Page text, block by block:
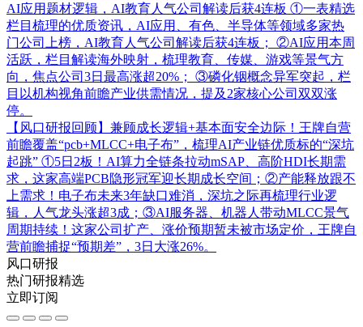
AI应用题材逻辑，AI教育人气公司解读后获4连板 ①一表精选
栏目梳理的优质资讯，AI应用、有色、半导体等领域多家热
门公司上榜，AI教育人气公司解读后获4连板； ②AI应用本周
活跃，栏目解读海外映射，梳理教育、传媒、游戏等景气方
向，焦点公司3日最高涨超20%； ③磷化铟概念异军突起，栏
目以机构视角前瞻产业供需情况，提及2家核心公司双双涨
停。
【风口研报回顾】兼顾成长逻辑+基本面安全边际！王牌自营
前瞻覆盖“pcb+MLCC+电子布”，梳理AI产业链优质标的“深坑
起跳” ①5日2板！AI算力全链条拉动mSAP、高阶HDI长期需
求，这家高端PCB隐形冠军迎长期成长空间；②产能释放跟不
上需求！电子布未来3年缺口难消，深坑之际再梳理行业逻
辑，人气龙头涨超3成；③AI服务器、机器人带动MLCC景气
周期持续！这家公司扩产、涨价预期暂未被市场定价，王牌自
营前瞻捕捉“预期差”，3日大涨26%。
风口研报
热门研报精选
立即订阅